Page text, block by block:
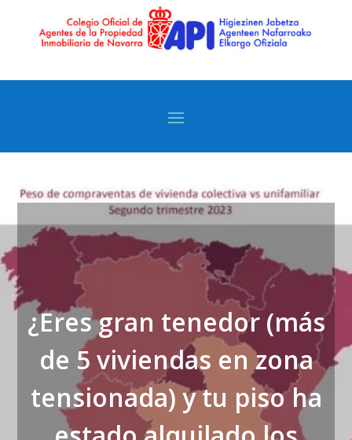
¿Eres gran tenedor (más
de 5 viviendas en zona
tensionada) y tu piso ha